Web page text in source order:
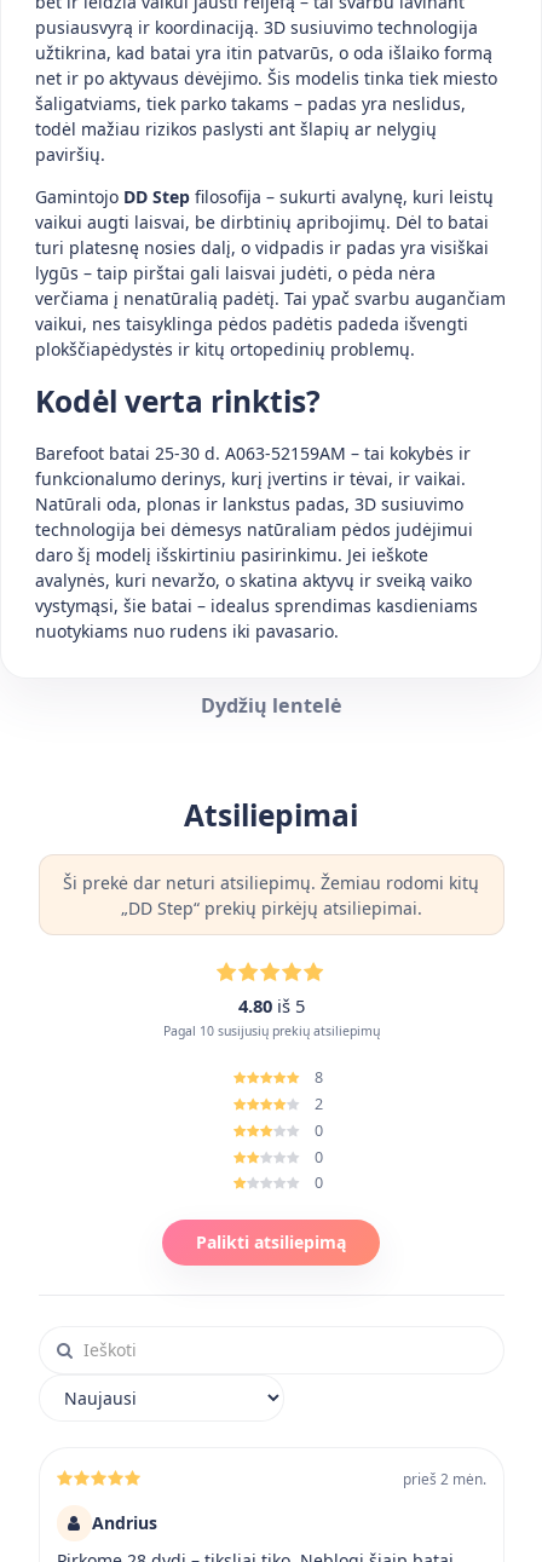
pusiausvyrą ir koordinaciją. 3D susiuvimo technologija
užtikrina, kad batai yra itin patvarūs, o oda išlaiko formą
net ir po aktyvaus dėvėjimo. Šis modelis tinka tiek miesto
šaligatviams, tiek parko takams – padas yra neslidus,
todėl mažiau rizikos paslysti ant šlapių ar nelygių
paviršių.
Gamintojo DD Step filosofija – sukurti avalynę, kuri leistų
vaikui augti laisvai, be dirbtinių apribojimų. Dėl to batai
turi platesnę nosies dalį, o vidpadis ir padas yra visiškai
lygūs – taip pirštai gali laisvai judėti, o pėda nėra
verčiama į nenatūralią padėtį. Tai ypač svarbu augančiam
vaikui, nes taisyklinga pėdos padėtis padeda išvengti
plokščiapėdystės ir kitų ortopedinių problemų.
Kodėl verta rinktis?
Barefoot batai 25-30 d. A063-52159AM – tai kokybės ir
funkcionalumo derinys, kurį įvertins ir tėvai, ir vaikai.
Natūrali oda, plonas ir lankstus padas, 3D susiuvimo
technologija bei dėmesys natūraliam pėdos judėjimui
daro šį modelį išskirtiniu pasirinkimu. Jei ieškote
avalynės, kuri nevaržo, o skatina aktyvų ir sveiką vaiko
vystymąsi, šie batai – idealus sprendimas kasdieniams
nuotykiams nuo rudens iki pavasario.
Dydžių lentelė
Atsiliepimai
Ši prekė dar neturi atsiliepimų. Žemiau rodomi kitų
„DD Step“ prekių pirkėjų atsiliepimai.
4.80 iš 5
Pagal 10 susijusių prekių atsiliepimų
8
2
0
0
0
Palikti atsiliepimą
Ieškoti atsiliepimuose
prieš 2 mėn.
Andrius